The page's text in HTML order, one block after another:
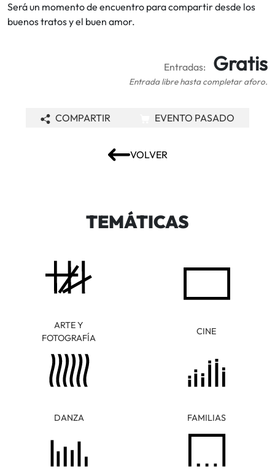
Será un momento de encuentro para compartir desde los
buenos tratos y el buen amor.
Entradas: Gratis
Entrada libre hasta completar aforo.
VOLVER
COMPARTIR EVENTO PASADO
TEMÁTICAS
ARTE Y
FOTOGRAFÍA
CINE
DANZA FAMILIAS